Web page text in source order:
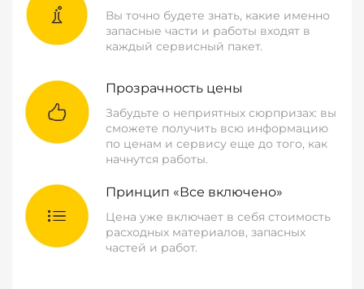
Вы точно будете знать, какие именно
запасные части и работы входят в
каждый сервисный пакет.
Прозрачность цены
Забудьте о неприятных сюрпризах: вы
сможете получить всю информацию
по ценам и сервису еще до того, как
начнутся работы.
Принцип «Все включено»
Цена уже включает в себя стоимость
расходных материалов, запасных
частей и работ.